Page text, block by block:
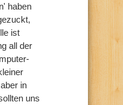
haben
ist
all der
in
uns